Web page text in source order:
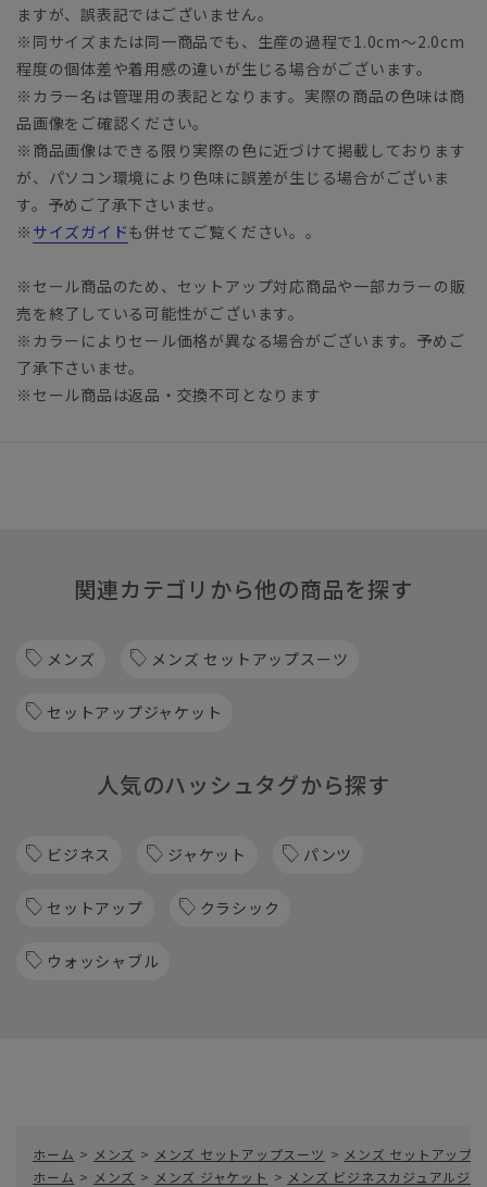
ますが、誤表記ではございません。
※同サイズまたは同一商品でも、生産の過程で1.0cm～2.0cm
程度の個体差や着用感の違いが生じる場合がございます。
※カラー名は管理用の表記となります。実際の商品の色味は商
品画像をご確認ください。
※商品画像はできる限り実際の色に近づけて掲載しております
が、パソコン環境により色味に誤差が生じる場合がございま
す。予めご了承下さいませ。
※ サイズガイドも併せてご覧ください。。
※セール商品のため、セットアップ対応商品や一部カラーの販
売を終了している可能性がございます。
※カラーによりセール価格が異なる場合がございます。予めご
了承下さいませ。
※セール商品は返品・交換不可となります
関連カテゴリから他の商品を探す
メンズ メンズ セットアップスーツ
セットアップジャケット
人気のハッシュタグから探す
ビジネス ジャケット パンツ
セットアップ クラシック
ウォッシャブル
ホーム > メンズ > メンズ セットアップスーツ > メンズ セットアップ
ホーム > メンズ > メンズ ジャケット > メンズ ビジネスカジュアルジ